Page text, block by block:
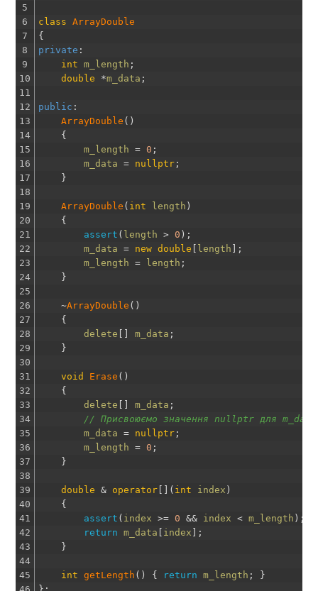
5
6
7
8
9
10
11
12
13
14
15
16
17
18
19
20
21
22
23
24
25
26
27
28
29
30
31
32
33
34
35
36
37
38
39
40
41
42
43
44
45
class
ArrayDouble
{
private :
int
m_length ;
double
*m_data ;
public :
ArrayDouble ( )
{
m_length
= 0 ;
m_data
= nullptr ;
}
ArrayDouble ( int length )
{
assert ( length > 0 ) ;
m_data
= new double length
;
m_length
= length ;
}
~ArrayDouble ( )
{
delete
m_data ;
}
void Erase ( )
{
delete
m_data ;
// Присвоюємо значення nullptr для
m_data
= nullptr ;
m_length
= 0 ;
}
double & operator ( int index )
{
assert ( index >= 0 && index < m_length ) ;
return
m_data index
;
}
int getLength ( ) { return m_length ;
}